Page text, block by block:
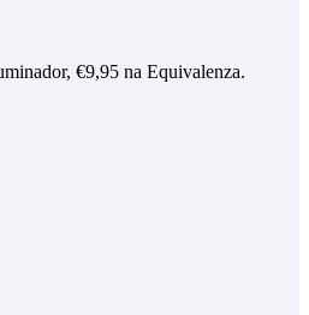
€9,95 na Equivalenza.